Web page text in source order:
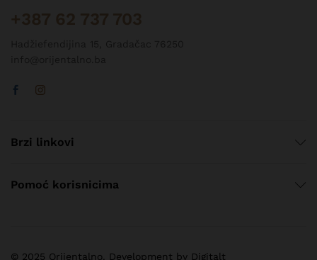
Brzi linkovi
Pomoć korisnicima
© 2025 Orijentalno. Development by Digitalt